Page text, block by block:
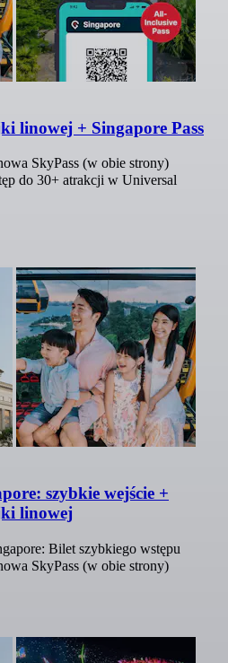
linowej + Singapore Pass
SkyPass (w obie strony)
do 30+ atrakcji w Universal
szybkie wejście +
linowej
Bilet szybkiego wstępu
SkyPass (w obie strony)